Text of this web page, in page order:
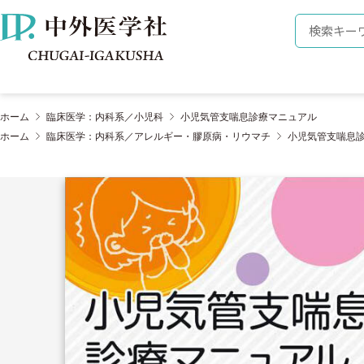
株式会社 中外医学社 検索キーワ
ホーム 臨床医学：内科系／小児科
小児気管支喘息診療マニュアル
ホーム
臨床医学：内科系／アレルギー・膠原病・リウマチ 小児気管支喘息